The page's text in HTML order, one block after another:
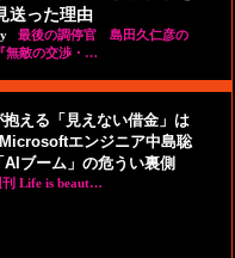
送った理由
最後の調停官 島田久仁彦の
『無敵の交渉・…
抱える「見えない借金」は
エンジニア中島聡
ブーム」の危うい裏側
刊 Life is beaut…